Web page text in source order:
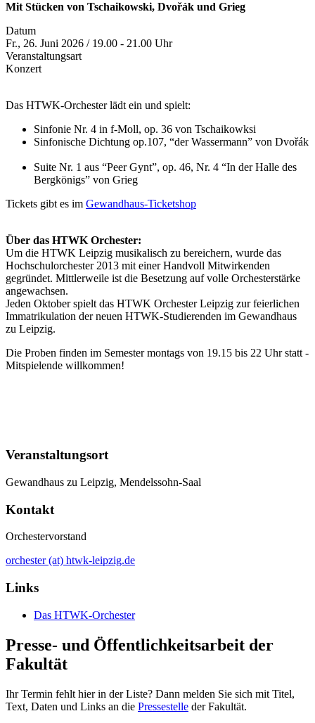
Mit Stücken von Tschaikowski, Dvořák und Grieg
Datum
Fr., 26. Juni 2026 / 19.00 - 21.00 Uhr
Veranstaltungsart
Konzert
Das HTWK-Orchesterlädt ein und spielt:
Sinfonie Nr. 4 in f-Moll, op. 36 von Tschaikowksi
Sinfonische Dichtung op.107, “der Wassermann” von Dvořák
Suite Nr. 1 aus “Peer Gynt”, op. 46, Nr. 4 “In der Halle des
Bergkönigs” von Grieg
Tickets gibt es im Gewandhaus-Ticketshop
Über das HTWK Orchester:
Um die HTWK Leipzig musikalisch zu bereichern, wurde das
Hochschulorchester 2013 mit einer Handvoll Mitwirkenden
gegründet. Mittlerweile ist die Besetzung auf volle Orchesterstärke
angewachsen.
Jeden Oktober spielt das HTWK Orchester Leipzig zur feierlichen
Immatrikulation der neuen HTWK-Studierenden im Gewandhaus
zu Leipzig.
Die Proben finden im Semester montags von 19.15 bis 22 Uhr statt -
Mitspielende willkommen!
Veranstaltungsort
Gewandhaus zu Leipzig, Mendelssohn-Saal
Kontakt
Orchestervorstand
orchester (at) htwk-leipzig.de
Links
Das HTWK-Orchester
Presse- und Öffentlichkeitsarbeit der
Fakultät
Ihr Termin fehlt hier in der Liste? Dann melden Sie sich mit Titel,
Text, Daten und Links an die Pressestelle der Fakultät.